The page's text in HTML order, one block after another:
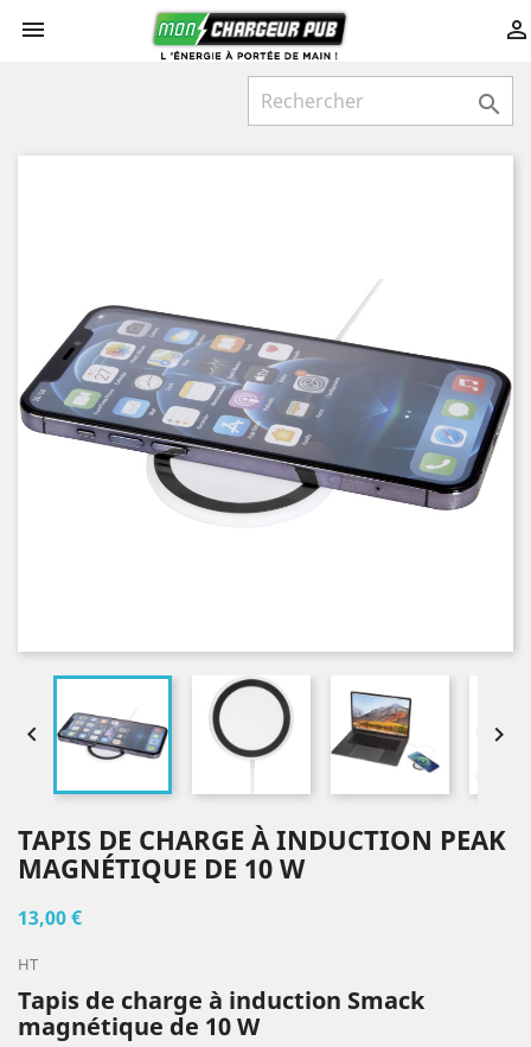
 

 
TAPIS DE CHARGE À INDUCTION PEAK
MAGNÉTIQUE DE 10 W
13,00 €
HT
Tapis de charge à induction Smack
magnétique de 10 W